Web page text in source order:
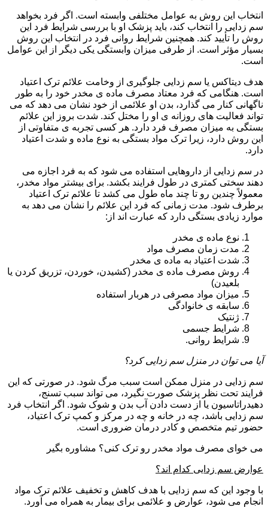
انتخاب این روش به عوامل مختلفی وابسته است. اگر فرد بخواهد
سم زدایی را انتخاب کند، باید پزشک او با بررسی شرایط فرد این
روش را تأیید کند. همچنین شرایط روانی فرد در انتخاب این روش
بسیار مؤثر است. از طرفی میزان وابستگی یکی دیگر از این عوامل
است.
هدف دیتاکس یا سم زدایی جلوگیری از وخامت علائم ترک اعتیاد
است. هنگامی که فرد معتاد مصرف ماده ی مخدر خود را به طور
ناگهانی کنار می گذارد، بدن او علائمی از خود نشان می دهد که می
تواند فعالیت های روزانه ی او را مختل کند. شدت بروز این علائم
بستگی به میزان مصرف فرد دارد. هر کسی تجربه ی متفاوتی از
این روش دارد، زیرا ترک مواد بستگی به نوع ماده و شدت اعتیاد
دارد.
در سم زدایی از داروهایی استفاده می شود که به فرد اجازه می
دهند سختی کمتری در طول فرایند بکشد. برای بیشتر مواد مخدر،
معمولاً چندین رو تا چند ماه طول می کشد تا علائم ترک اعتیاد
برطرف شود. مدت زمانی که فرد این علائم را نشان می دهد به
موارد زیادی بستگی دارد که عبارت اند از:
نوع ماده ی مخدر
مدت زمان مصرف مواد
شدت اعتیاد به ماده ی مخدر
روش مصرف ماده ی مخدر (کشیدن، خوردن، تزریق کردن یا
بلعیدن)
میزان مواد مصرفی در هربار استفاده
سابقه ی خانوادگی
ژنتیک
شرایط جسمی
شرایط روانی.
آیا می توان در منزل سم زدایی کرد؟
سم زدایی در منزل ممکن است سبب مرگ شود. در صورتی که این
فرایند تحت نظر پزشک صورت نگیرد، می تواند سبب تسنج،
دهیدراتاسیون یا از دست دادن آب بدن و شوک شود. اگر انتخاب فرد
سم زدایی باشد، چه در خانه و چه در مرکز و کمپ ترک اعتیاد،
حضور تیم متخصص و کادر درمان ضروری است.
می خوای مصرف مواد مخدر رو ترک کنی؟ مشاوره بگیر
عوارض سم زدایی کدام اند؟
با وجود این که سم زدایی با هدف کاهش و تخفیف علائم ترک مواد
انجام می شود، عوارض و علائمی برای بیمار به همراه می آورد.